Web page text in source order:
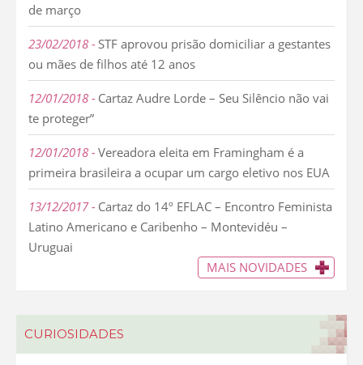
de março
23/02/2018
STF aprovou prisão domiciliar a gestantes
ou mães de filhos até 12 anos
12/01/2018
Cartaz Audre Lorde – Seu Silêncio não vai
te proteger”
12/01/2018 Vereadora eleita em Framingham é a
primeira brasileira a ocupar um cargo eletivo nos EUA
13/12/2017
Cartaz do 14º EFLAC – Encontro Feminista
Latino Americano e Caribenho – Montevidéu –
Uruguai
MAIS NOVIDADES
CURIOSIDADES